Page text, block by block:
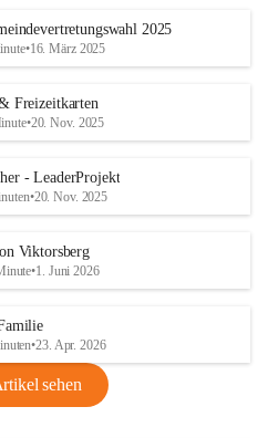
2025
•16. März 2025
Freizeitkarten
•20. Nov. 2025
- LeaderProjekt
•20. Nov. 2025
Viktorsberg
•1. Juni 2026
•23. Apr. 2026
sehen